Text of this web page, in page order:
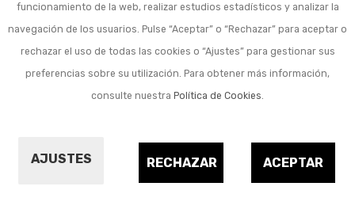
funcionamiento de la web, realizar estudios estadísticos y analizar la
navegación de los usuarios. Pulse “Aceptar” o “Rechazar” para aceptar o
rechazar el uso de todas las cookies o “Ajustes” para gestionar sus
preferencias sobre su utilización. Para obtener más información,
consulte nuestra Política de Cookies.
AJUSTES ACEPTAR
RECHAZAR
Útiles de cocina para
servir (Cucharón,
bandeja...
Ordenar por: 24